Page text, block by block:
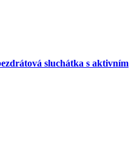
sluchátka s aktivním